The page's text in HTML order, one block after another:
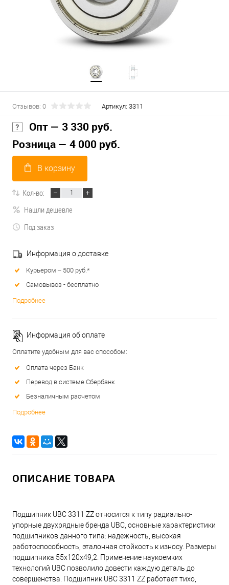
Отзывов: 0 Артикул: 3311
Опт — 3 330 руб.
Розница — 4 000 руб.
В корзину
Кол-во:
Нашли дешевле
Под заказ
Информация о доставке
Курьером – 500 руб.*
Самовывоз - бесплатно
Подробнее
Информация об оплате
Оплатите удобным для вас способом:
Оплата через Банк
Перевод в системе Сбербанк
Безналичным расчетом
Подробнее
ОПИСАНИЕ ТОВАРА
Подшипник UBC 3311 ZZ относится к типу радиально-
упорные двухрядные бренда UBC, основные характеристики
подшипников данного типа: надежность, высокая
работоспособность, эталонная стойкость к износу. Размеры
подшипника 55x120x49,2. Применение наукоемких
технологий UBC позволило довести каждую деталь до
совершенства. Подшипник UBC 3311 ZZ работает тихо,